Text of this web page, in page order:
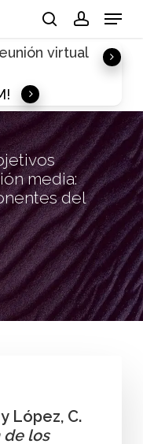
Menu
virtual
media:
del
López, C.
de los